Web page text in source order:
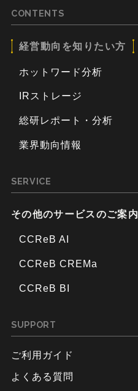
CONTENTS
経営動向を知りたい方
ホットワード分析
IRストレージ
総研レポート・分析
業界動向情報
SERVICE
その他のサービスのご案内
CCReB AI
CCReB CREMa
CCReB BI
SUPPORT
ご利用ガイド
よくある質問